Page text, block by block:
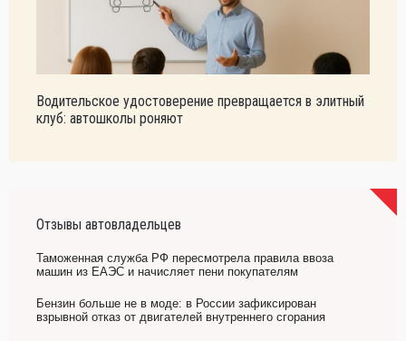
Водительское удостоверение превращается в элитный
клуб: автошколы роняют
Отзывы автовладельцев
Таможенная служба РФ пересмотрела правила ввоза
машин из ЕАЭС и начисляет пени покупателям
Бензин больше не в моде: в России зафиксирован
взрывной отказ от двигателей внутреннего сгорания